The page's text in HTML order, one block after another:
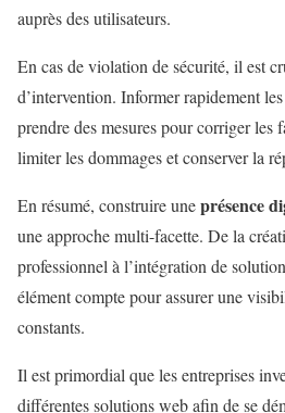
auprès des utilisateurs.
En cas de violation de sécurité, il est
d’intervention. Informer rapidement
prendre des mesures pour corriger les
limiter les dommages et conserver la
En résumé, construire uneprésence
une approche multi-facette. De la
professionnel à l’intégration de
élément compte pour assurer une
constants.
Il est primordial que les entreprises
différentes solutions web afin de se